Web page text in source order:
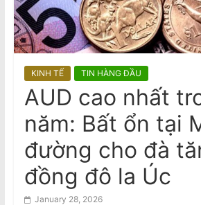
a
m
s
N
e
w
s
p
nữ gốc Việt, ngáp
National Stroke
giúp giảm nguy cơ
KINH TẾ TIN HÀNG ĐẦU
AUD cao nhất
năm: Bất ổn tại
đường cho đà
đồng đô la Úc
January 28, 2026